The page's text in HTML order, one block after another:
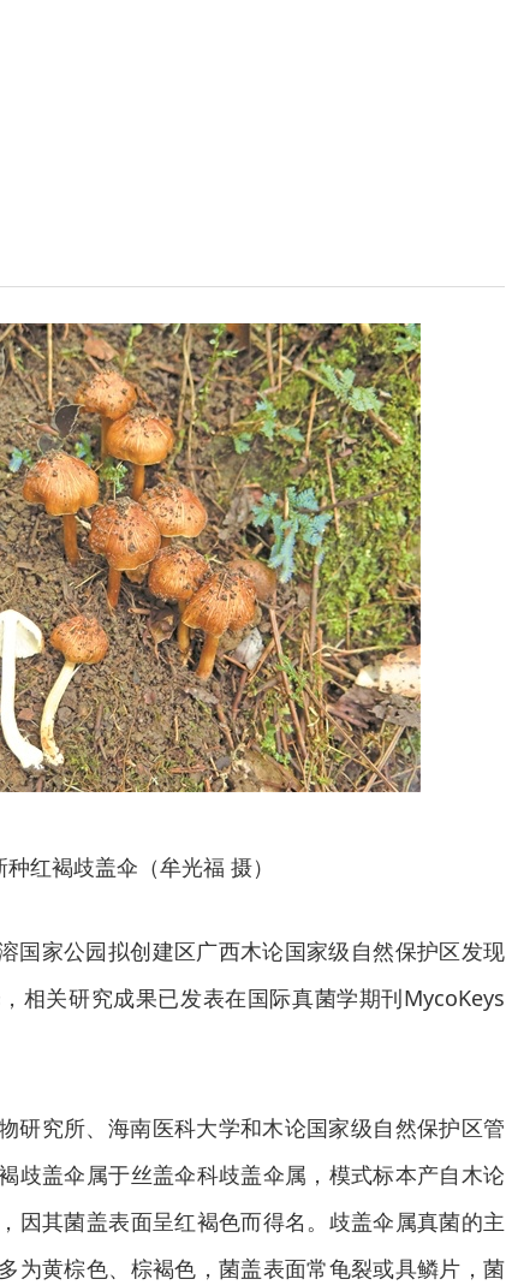
种红褐歧盖伞（牟光福 摄）
国家公园拟创建区广西木论国家级自然保护区发现
关研究成果已发表在国际真菌学期刊MycoKeys
研究所、海南医科大学和木论国家级自然保护区管
歧盖伞属于丝盖伞科歧盖伞属，模式标本产自木论
因其菌盖表面呈红褐色而得名。歧盖伞属真菌的主
为黄棕色、棕褐色，菌盖表面常龟裂或具鳞片，菌